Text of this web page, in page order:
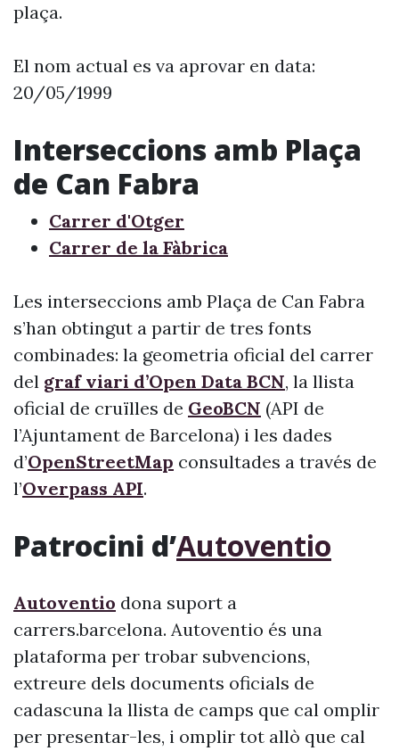
plaça.
El nom actual es va aprovar en data:
20/05/1999
Interseccions amb Plaça
de Can Fabra
Carrer d'Otger
Carrer de la Fàbrica
Les interseccions amb Plaça de Can Fabra
s’han obtingut a partir de tres fonts
combinades: la geometria oficial del carrer
del graf viari d’Open Data BCN, la llista
oficial de cruïlles de GeoBCN (API de
l’Ajuntament de Barcelona) i les dades
d’OpenStreetMap consultades a través de
l’Overpass API.
Patrocini d’Autoventio
Autoventio dona suport a
carrers.barcelona. Autoventio és una
plataforma per trobar subvencions,
extreure dels documents oficials de
cadascuna la llista de camps que cal omplir
per presentar-les, i omplir tot allò que cal